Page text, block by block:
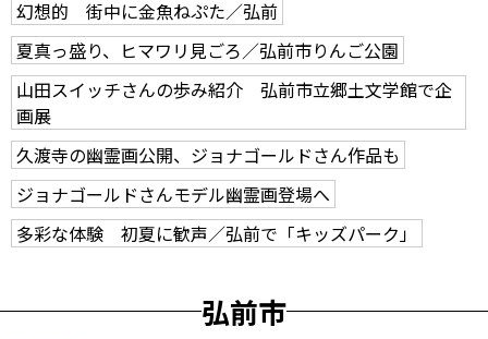
幻想的 街中に金魚ねぷた／弘前
夏真っ盛り、ヒマワリ見ごろ／弘前市りんご公園
山田スイッチさんの歩み紹介 弘前市立郷土文学館で企
画展
久渡寺の幽霊画公開、ジョナゴールドさん作品も
ジョナゴールドさんモデル幽霊画登場へ
多彩な体験 初夏に歓声／弘前で「キッズパーク」
弘前市